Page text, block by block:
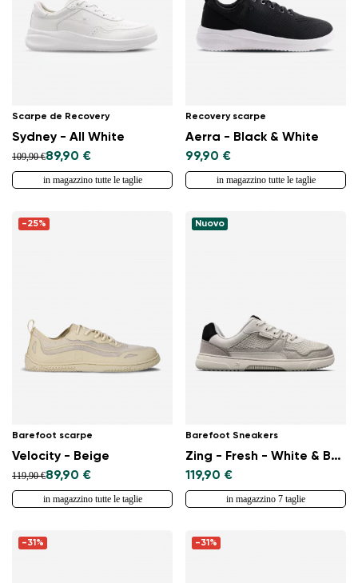
Scarpe de Recovery
Sydney - All White
109,90 €89,90 €
in magazzino tutte le taglie
Recovery scarpe
Aerra - Black & White
99,90 €
in magazzino tutte le taglie
-25%
Barefoot scarpe
Velocity - Beige
119,90 €89,90 €
in magazzino tutte le taglie
Nuovo
Barefoot Sneakers
Zing - Fresh - White & Beige
119,90 €
in magazzino 7 taglie
-31% -31%